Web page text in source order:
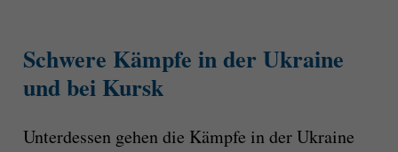
Schwere Kämpfe in der Ukraine
und bei Kursk
Unterdessen gehen die Kämpfe in der Ukraine